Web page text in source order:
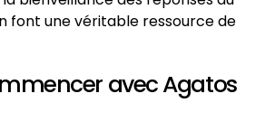
font une véritable ressource de
avec Agatos